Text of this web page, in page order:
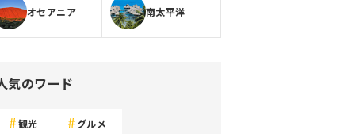
オセアニア 南太平洋
気のワード
観光 グルメ